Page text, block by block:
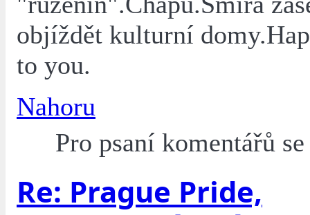
objíždět kulturní
to you.
Nahoru
Pro psaní komentářů
Re: Prague Pride,